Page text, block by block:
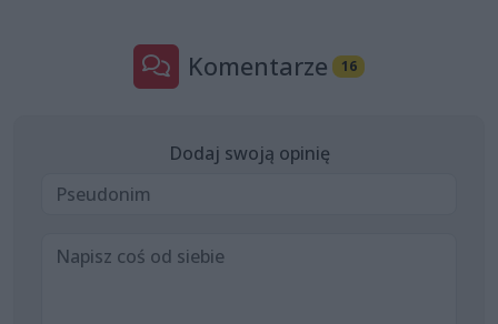
Komentarze 16
Dodaj swoją opinię